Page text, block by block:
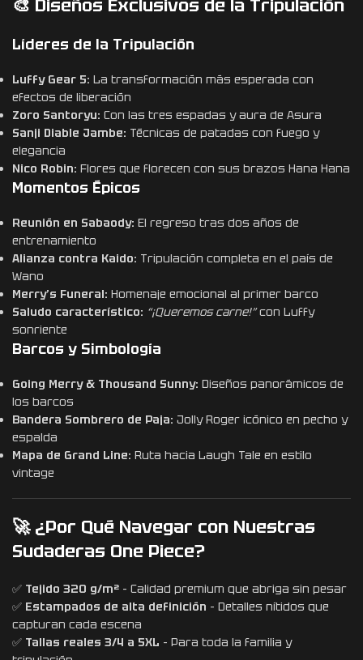
🎨 Diseños Exclusivos de la Tripulación
Líderes de la Tripulación
Luffy Gear 5: La transformación más esperada con
efectos de liberación
Zoro Santoryu: Con las tres espadas y aura de Asura
Sanji Diable Jambe: Técnicas de patadas con fuego y
elegancia
Nico Robin: Flores que florecen con sus brazos Hana Hana
Momentos Épicos
Reunión en Sabaody: El regreso tras dos años de
entrenamiento
Alianza contra Kaido: Tripulación completa en el país de
Wano
Merry’s Funeral: Homenaje emocional al primer barco
Saludo característico: “¡Queremos carne!”con Luffy
sonriente
Barcos y Simbología
Going Merry & Thousand Sunny: Diseños panorámicos de
los barcos
Bandera Sombrero de Paja: Jolly Roger icónico en pecho y
espalda
Mapa de Grand Line: Ruta hacia Laugh Tale en estilo
vintage
🚀 ¿Por Qué Navegar con Nuestras
Sudaderas One Piece?
✅ Tejido 320 g/m² – Calidad premium que abriga sin pesar
✅ Estampados de alta definición – Detalles nítidos que
capturan cada escena
✅ Tallas reales 3/4 a 5XL – Para toda la familia y